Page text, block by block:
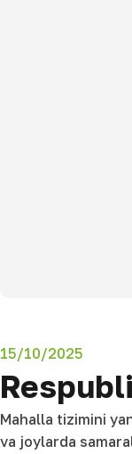
15/10/2025
Mahalla tizimini
va joylarda